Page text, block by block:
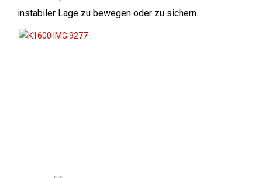
instabiler Lage zu bewegen oder zu sichern.